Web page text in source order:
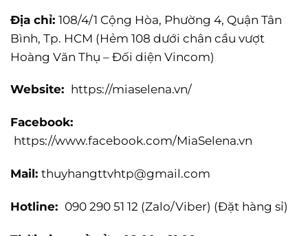
Địa chỉ: 108/4/1 Cộng Hòa, Phường 4, Quận Tân
Bình, Tp. HCM (Hẻm 108 dưới chân cầu vượt
Hoàng Văn Thụ – Đối diện Vincom)
Website: https://miaselena.vn/
Facebook:
https://www.facebook.com/MiaSelena.vn
Mail: thuyhangttvhtp@gmail.com
Hotline: 090 290 51 12 (Zalo/Viber) (Đặt hàng sỉ)